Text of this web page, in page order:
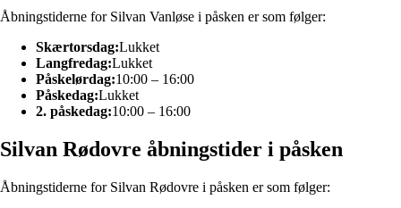
Åbningstiderne for Silvan Vanløse i påsken er som følger:
Skærtorsdag:Lukket
Langfredag:Lukket
Påskelørdag:10:00 – 16:00
Påskedag:Lukket
2. påskedag:10:00 – 16:00
Silvan Rødovre åbningstider i påsken
Åbningstiderne for Silvan Rødovre i påsken er som følger: